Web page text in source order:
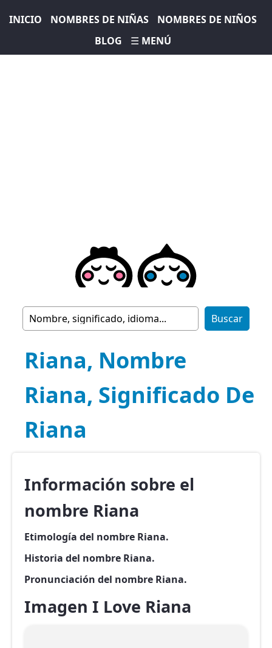
INICIO NOMBRES DE NIÑAS
NOMBRES DE NIÑOS
BLOG
☰ MENÚ
Riana, Nombre
Riana, Significado De
Riana
Información sobre el
nombre Riana
Etimología del nombre Riana.
Historia del nombre Riana.
Pronunciación del nombre Riana.
Imagen I Love Riana